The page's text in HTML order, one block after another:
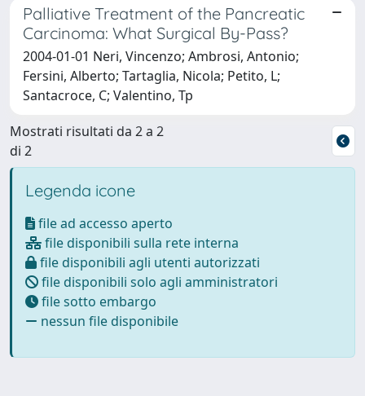
Palliative Treatment of the Pancreatic
Carcinoma: What Surgical By-Pass?
2004-01-01 Neri, Vincenzo; Ambrosi, Antonio;
Fersini, Alberto; Tartaglia, Nicola; Petito, L;
Santacroce, C; Valentino, Tp
Mostrati risultati da 2 a 2
di 2
Legenda icone
file ad accesso aperto
file disponibili sulla rete interna
file disponibili agli utenti autorizzati
file disponibili solo agli amministratori
file sotto embargo
nessun file disponibile